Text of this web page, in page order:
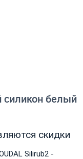
силикон белый
скидки
Silirub2 -